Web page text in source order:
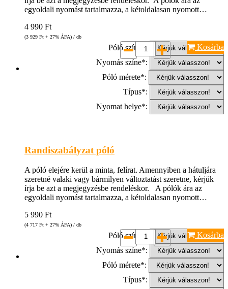
egyoldali nyomást tartalmazza, a kétoldalasan nyomott…
4 990 Ft
(3 929 Ft + 27% ÁFA) / db
Póló színe*:
Nyomás színe*:
Póló mérete*:
Típus*:
Nyomat helye*:
Kosárba
Randiszabályzat póló
A póló elejére kerül a minta, felírat. Amennyiben a hátuljára
szeretné valaki vagy bármilyen változtatást szeretne, kérjük
írja be azt a megjegyzésbe rendeléskor. A pólók ára az
egyoldali nyomást tartalmazza, a kétoldalasan nyomott…
5 990 Ft
(4 717 Ft + 27% ÁFA) / db
Póló színe*:
Nyomás színe*:
Póló mérete*:
Típus*:
Kosárba